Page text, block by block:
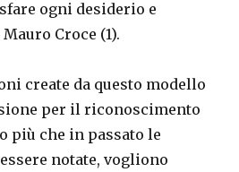
ogni desiderio e
Croce (1).
create da questo modello
per il riconoscimento
più che in passato le
notate, vogliono